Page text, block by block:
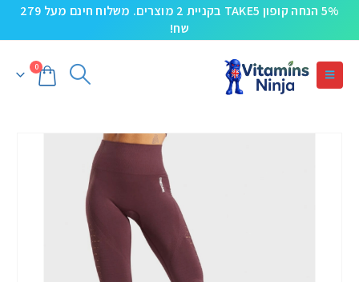
5% הנחה קופון TAKE5 בקניית 2 מוצרים. משלוח חינם מעל 279
שח!
0